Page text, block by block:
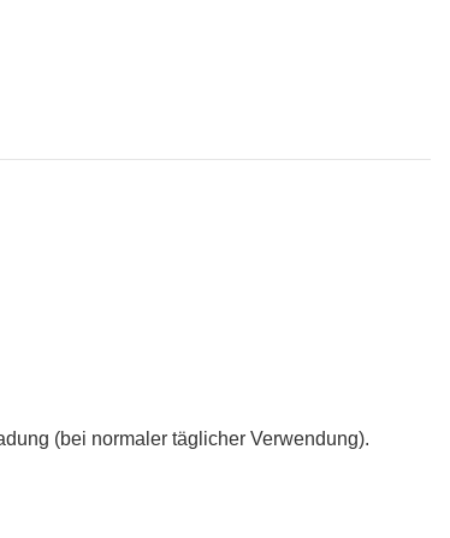
(bei normaler täglicher Verwendung).